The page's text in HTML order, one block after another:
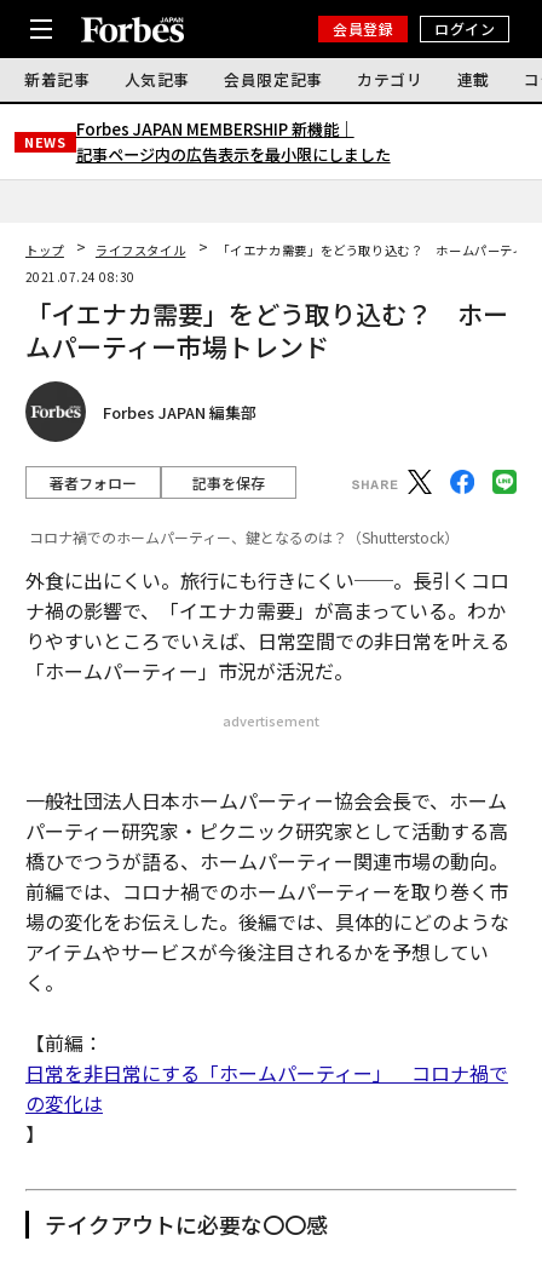
会員登録 ログイン
新着記事 人気記事 会員限定記事 カテゴリ 連載
NEWS
Forbes JAPAN MEMBERSHIP 新機能｜
記事ページ内の広告表示を最小限にしました
トップ ライフスタイル
「イエナカ需要」をどう取り込む？ ホームパーティー
2021.07.24 08:30
「イエナカ需要」をどう取り込む？ ホー
ムパーティー市場トレンド
Forbes JAPAN 編集部
著者フォロー 記事を保存
コロナ禍でのホームパーティー、鍵となるのは？（Shutterstock）
外食に出にくい。旅行にも行きにくい──。長引くコロ
ナ禍の影響で、「イエナカ需要」が高まっている。わか
りやすいところでいえば、日常空間での非日常を叶える
「ホームパーティー」市況が活況だ。
advertisement
一般社団法人日本ホームパーティー協会会長で、ホーム
パーティー研究家・ピクニック研究家として活動する高
橋ひでつうが語る、ホームパーティー関連市場の動向。
前編では、コロナ禍でのホームパーティーを取り巻く市
場の変化をお伝えした。後編では、具体的にどのような
アイテムやサービスが今後注目されるかを予想してい
く。
【前編：
日常を非日常にする「ホームパーティー」 コロナ禍で
の変化は
】
テイクアウトに必要な〇〇感